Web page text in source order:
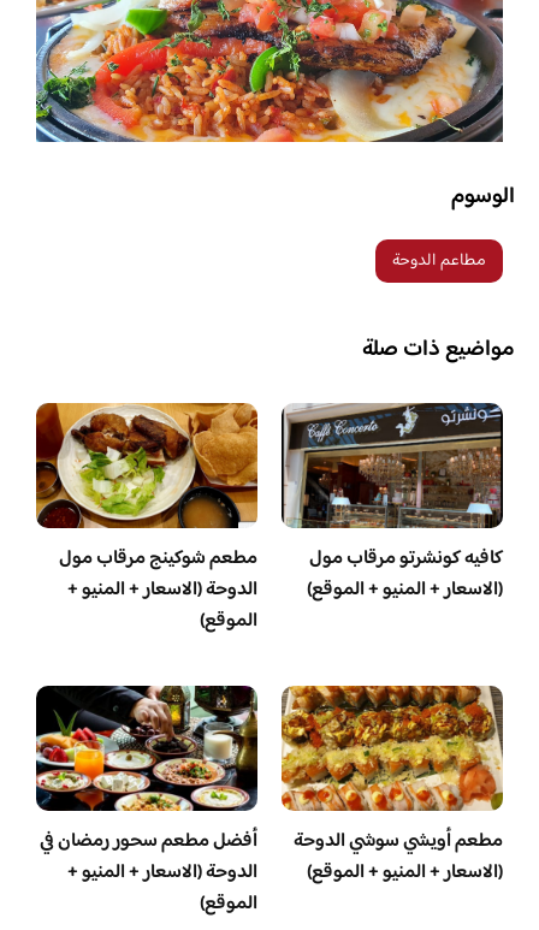
الوسوم
مطاعم الدوحة
مواضيع ذات صلة
كافيه كونشرتو مرقاب مول
(الاسعار + المنيو + الموقع)
مطعم شوكينج مرقاب مول
الدوحة (الاسعار + المنيو +
الموقع)
مطعم أويشي سوشي الدوحة
(الاسعار + المنيو + الموقع)
أفضل مطعم سحور رمضان في
الدوحة (الاسعار + المنيو +
الموقع)